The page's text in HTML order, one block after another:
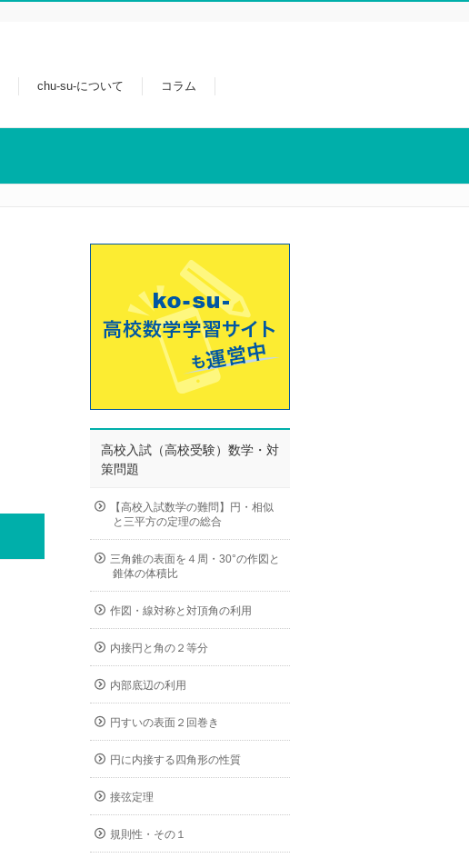
chu-su-について
コラム
高校入試（高校受験）数学・対
策問題
【高校入試数学の難問】円・相似
と三平方の定理の総合
三角錐の表面を４周・30°の作図と
錐体の体積比
作図・線対称と対頂角の利用
内接円と角の２等分
内部底辺の利用
円すいの表面２回巻き
円に内接する四角形の性質
接弦定理
規則性・その１